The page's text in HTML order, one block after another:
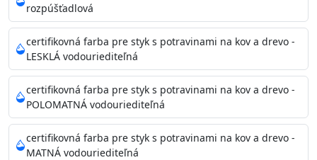
25°C.rozpúšťadlová
certifikovná farba pre styk s potravinami na kov a drevo -
LESKLÁ vodouriediteľná
certifikovná farba pre styk s potravinami na kov a drevo -
POLOMATNÁ vodouriediteľná
certifikovná farba pre styk s potravinami na kov a drevo -
MATNÁ vodouriediteľná